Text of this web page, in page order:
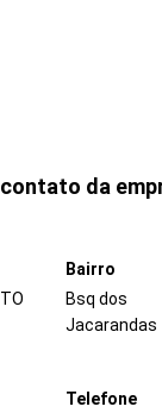
da
Bairro
Bsq dos
Jacarandas
Telefone